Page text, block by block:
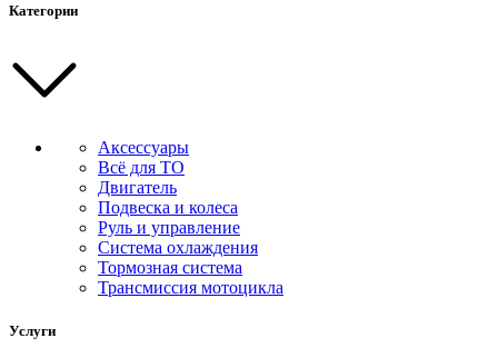
Категории
Аксессуары
Всё для ТО
Двигатель
Подвеска и колеса
Руль и управление
Система охлаждения
Тормозная система
Трансмиссия мотоцикла
Услуги